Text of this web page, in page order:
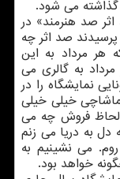
صد هنرمند» در
صد اثر چه
هر مرداد به این
به گالری می
نمایشگاه را در
تماشاچی خیلی خیلی
لحاظ فروش چه می
به دریا می زنم
می نشینیم به
خواهد بود.